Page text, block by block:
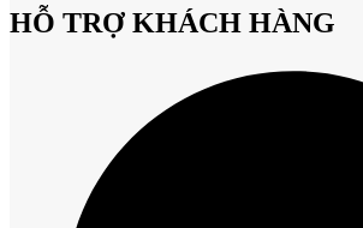
HỖ TRỢ KHÁCH HÀNG